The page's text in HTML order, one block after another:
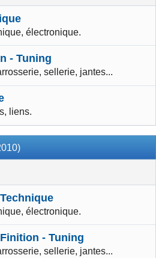
électronique.
- Tuning
sellerie, jantes...
liens.
électronique.
- Tuning
sellerie, jantes...